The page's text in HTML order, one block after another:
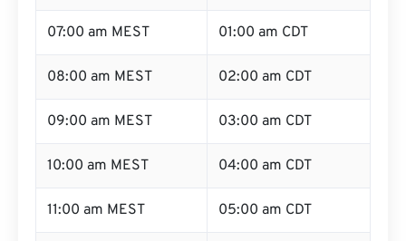
07:00 am MEST 01:00 am CDT
08:00 am MEST 02:00 am CDT
09:00 am MEST 03:00 am CDT
10:00 am MEST 04:00 am CDT
11:00 am MEST 05:00 am CDT